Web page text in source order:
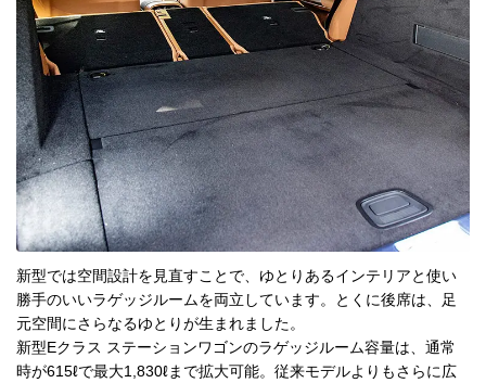
新型では空間設計を見直すことで、ゆとりあるインテリアと使い
勝手のいいラゲッジルームを両立しています。とくに後席は、足
元空間にさらなるゆとりが生まれました。
新型Eクラス ステーションワゴンのラゲッジルーム容量は、通常
時が615ℓで最大1,830ℓまで拡大可能。従来モデルよりもさらに広